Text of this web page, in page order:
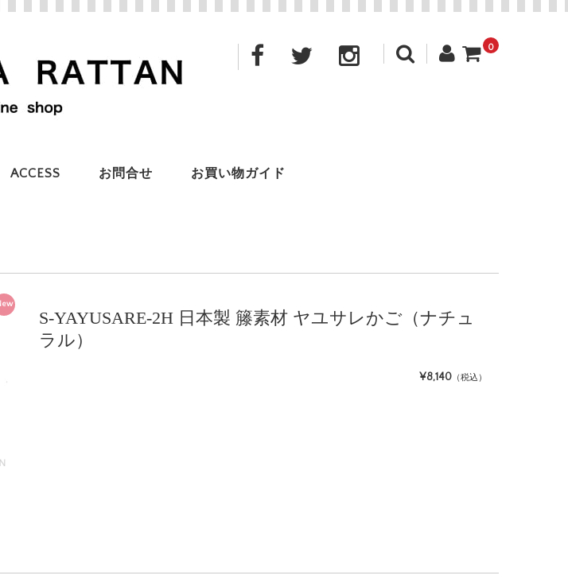
0
ACCESS お問合せ お買い物ガイド
S-YAYUSARE-2H 日本製 籐素材 ヤユサレかご（ナチュ
ラル）
¥8,140 （税込）